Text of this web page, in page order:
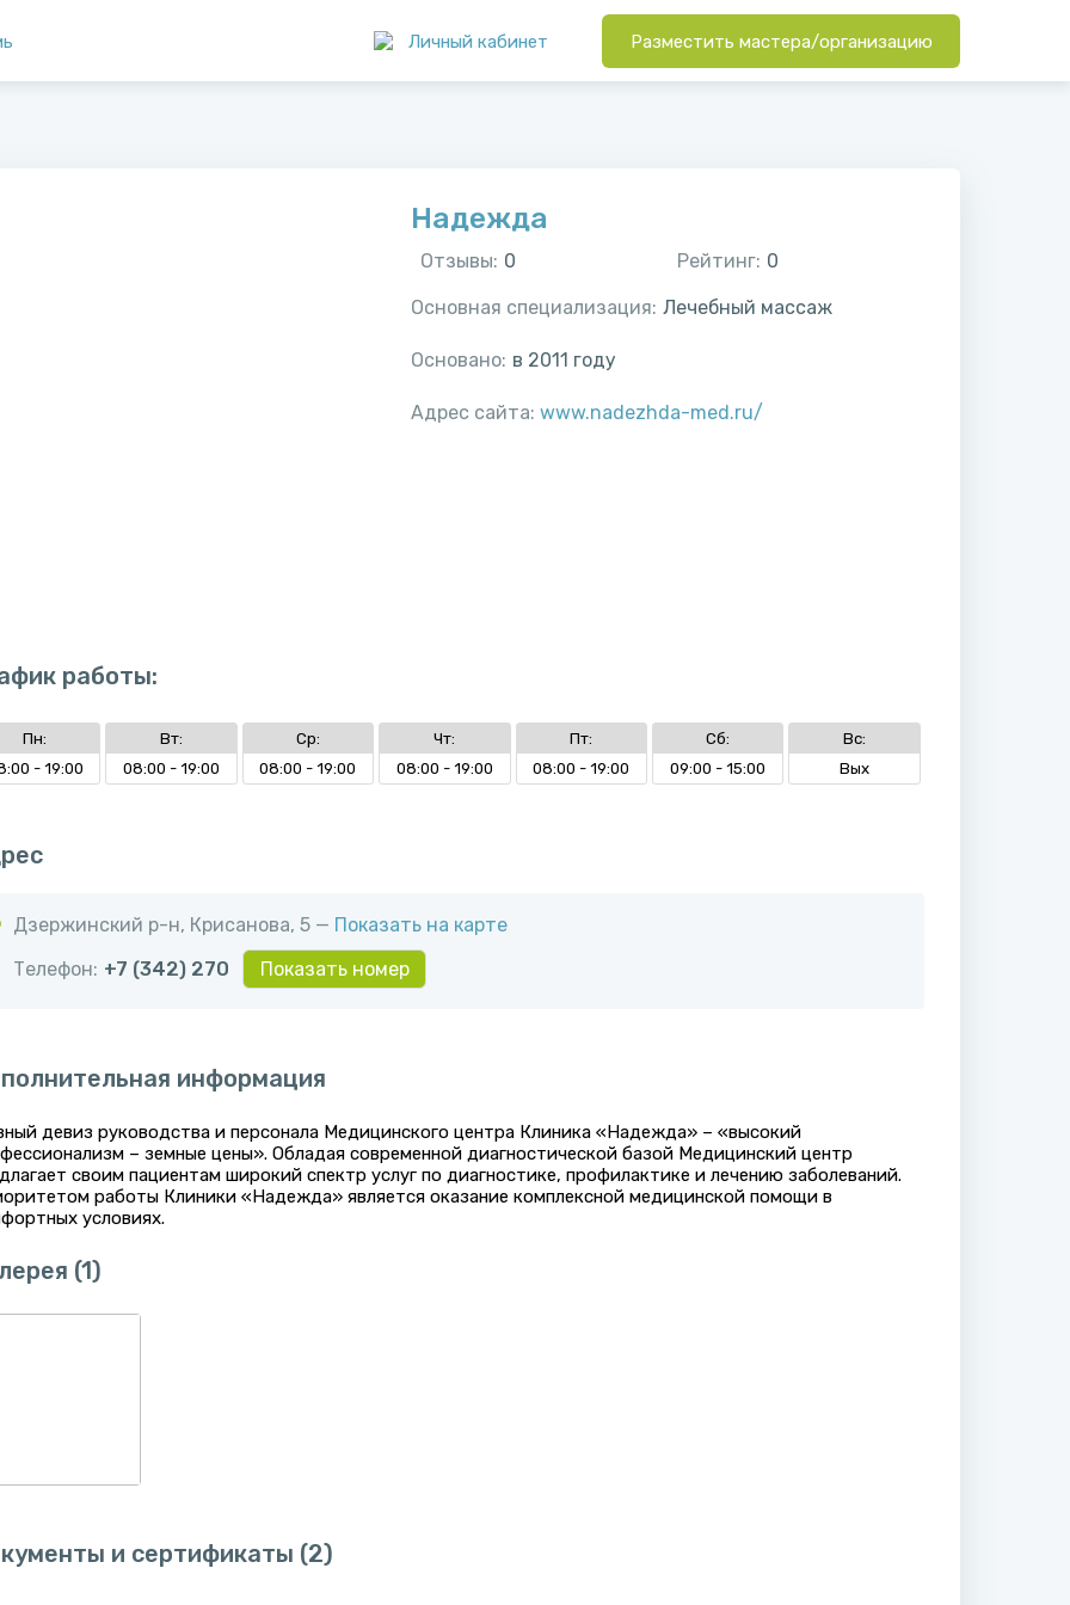
Личный кабинет Разместить мастера/организацию
Надежда
Отзывы: 0 Рейтинг: 0
Основная специализация: Лечебный массаж
Основано: в 2011 году
Адрес сайта: www.nadezhda-med.ru/
работы:
Пн:
- 19:00
Вт:
08:00 - 19:00
Ср:
08:00 - 19:00
Чт:
08:00 - 19:00
Пт:
08:00 - 19:00
Сб:
09:00 - 15:00
Вс:
Вых
Дзержинский р-н, Крисанова, 5 — Показать на карте
Телефон: +7 (342) 270 Показать номер
информация
девиз руководства и персонала Медицинского центра Клиника «Надежда» – «высокий
– земные цены». Обладая современной диагностической базой Медицинский центр
своим пациентам широкий спектр услуг по диагностике, профилактике и лечению заболеваний.
работы Клиники «Надежда» является оказание комплексной медицинской помощи в
условиях.
(1)
и сертификаты (2)